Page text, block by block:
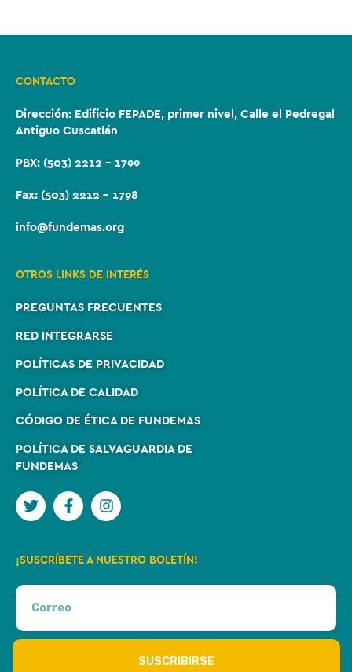
CONTACTO
Dirección: Edificio FEPADE, primer nivel, Calle el Pedregal
Antiguo Cuscatlán
PBX: (503) 2212 – 1799
Fax: (503) 2212 – 1798
info@fundemas.org
OTROS LINKS DE INTERÉS
PREGUNTAS FRECUENTES
RED INTEGRARSE
POLÍTICAS DE PRIVACIDAD
POLÍTICA DE CALIDAD
CÓDIGO DE ÉTICA DE FUNDEMAS
POLÍTICA DE SALVAGUARDIA DE
FUNDEMAS
¡SUSCRÍBETE A NUESTRO BOLETÍN!
SUSCRIBIRSE